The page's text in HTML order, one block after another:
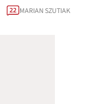
22 MARIAN SZUTIAK